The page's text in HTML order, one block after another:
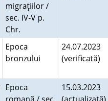
migraţiilor /
sec. IV-V p.
Chr.
Epoca
bronzului
24.07.2023
(verificată)
Epoca
15.03.2023